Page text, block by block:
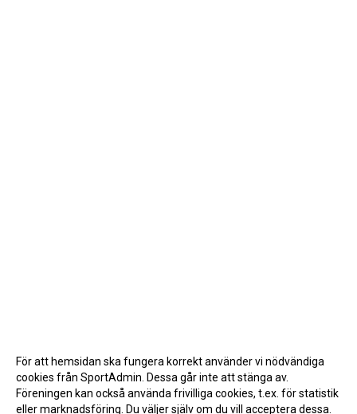
För att hemsidan ska fungera korrekt använder vi nödvändiga
cookies från SportAdmin. Dessa går inte att stänga av.
Föreningen kan också använda frivilliga cookies, t.ex. för statistik
eller marknadsföring. Du väljer själv om du vill acceptera dessa.